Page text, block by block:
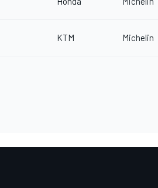
KTM Michelin